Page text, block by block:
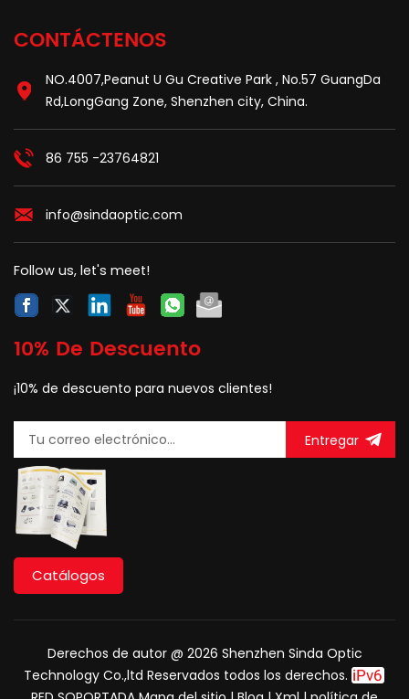
CONTÁCTENOS
NO.4007,Peanut U Gu Creative Park , No.57 GuangDa
Rd,LongGang Zone, Shenzhen city, China.
86 755 -23764821
info@sindaoptic.com
Follow us, let's meet!
10% De Descuento
¡10% de descuento para nuevos clientes!
Entregar
Catálogos
Derechos de autor @ 2026 Shenzhen Sinda Optic
Technology Co.,ltd Reservados todos los derechos.